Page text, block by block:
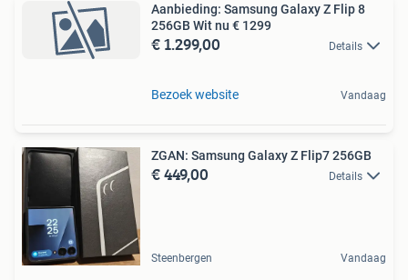
Aanbieding: Samsung Galaxy Z Flip 8
256GB Wit nu € 1299
€ 1.299,00 Details
Bezoek website Vandaag
ZGAN: Samsung Galaxy Z Flip7 256GB
€ 449,00 Details
Steenbergen Vandaag